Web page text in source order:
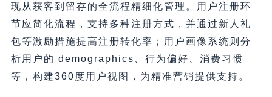
现从获客到留存的全流程精细化管理。用户注册环
节应简化流程，支持多种注册方式，并通过新人礼
包等激励措施提高注册转化率；用户画像系统则分
析用户的 demographics、行为偏好、消费习惯
等，构建360度用户视图，为精准营销提供支持。